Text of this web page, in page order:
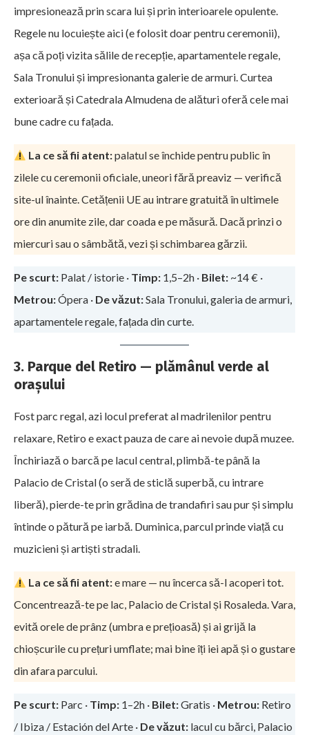
impresionează prin scara lui și prin interioarele opulente.
Regele nu locuiește aici (e folosit doar pentru ceremonii),
așa că poți vizita sălile de recepție, apartamentele regale,
Sala Tronului și impresionanta galerie de armuri. Curtea
exterioară și Catedrala Almudena de alături oferă cele mai
bune cadre cu fațada.
La ce să fii atent:palatul se închide pentru public în
zilele cu ceremonii oficiale, uneori fără preaviz — verifică
site-ul înainte. Cetățenii UE au intrare gratuită în ultimele
ore din anumite zile, dar coada e pe măsură. Dacă prinzi o
miercuri sau o sâmbătă, vezi și schimbarea gărzii.
Pe scurt: Palat / istorie · Timp: 1,5–2h · Bilet: ~14 € ·
Metrou:Ópera · De văzut:Sala Tronului, galeria de armuri,
apartamentele regale, fațada din curte.
3. Parque del Retiro — plămânul verde al
orașului
Fost parc regal, azi locul preferat al madrilenilor pentru
relaxare, Retiro e exact pauza de care ai nevoie după muzee.
Închiriază o barcă pe lacul central, plimbă-te până la
Palacio de Cristal (o seră de sticlă superbă, cu intrare
liberă), pierde-te prin grădina de trandafiri sau pur și simplu
întinde o pătură pe iarbă. Duminica, parcul prinde viață cu
muzicieni și artiști stradali.
La ce să fii atent:e mare — nu încerca să-l acoperi tot.
Concentrează-te pe lac, Palacio de Cristal și Rosaleda. Vara,
evită orele de prânz (umbra e prețioasă) și ai grijă la
chioșcurile cu prețuri umflate; mai bine îți iei apă și o gustare
din afara parcului.
Pe scurt: Parc · Timp: 1–2h · Bilet:Gratis · Metrou: Retiro
/ Ibiza / Estación del Arte · De văzut: lacul cu bărci, Palacio